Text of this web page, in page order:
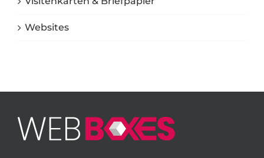
Websites